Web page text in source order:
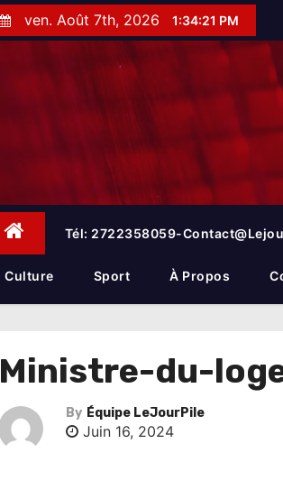
ven. Août 7th, 2026 1:34:22 PM
Tél: 2722358059-
Culture Sport À Propos
Ministre-du-
By Équipe LeJourPile
Juin 16, 2024